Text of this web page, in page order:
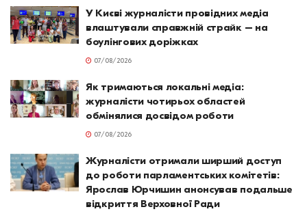
У Києві журналісти провідних медіа
влаштували справжній страйк – на
боулінгових доріжках
07/08/2026
Як тримаються локальні медіа:
журналісти чотирьох областей
обмінялися досвідом роботи
07/08/2026
Журналісти отримали ширший доступ
до роботи парламентських комітетів:
Ярослав Юрчишин анонсував подальше
відкриття Верховної Ради